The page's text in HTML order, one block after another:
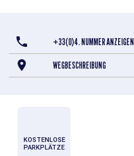
+33(0)4. NUMMER ANZEIGEN
WEGBESCHREIBUNG
KOSTENLOSE
PARKPLÄTZE